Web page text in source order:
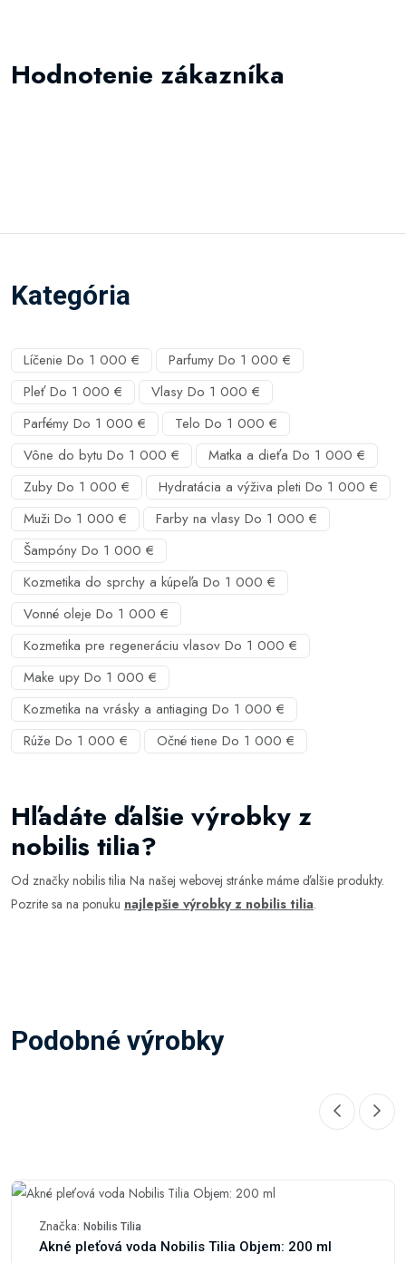
Hodnotenie zákazníka
Kategória
Líčenie Do 1 000 €
Parfumy Do 1 000 €
Pleť Do 1 000 €
Vlasy Do 1 000 €
Parfémy Do 1 000 €
Telo Do 1 000 €
Vône do bytu Do 1 000 €
Matka a dieťa Do 1 000 €
Zuby Do 1 000 €
Hydratácia a výživa pleti Do 1 000 €
Muži Do 1 000 €
Farby na vlasy Do 1 000 €
Šampóny Do 1 000 €
Kozmetika do sprchy a kúpeľa Do 1 000 €
Vonné oleje Do 1 000 €
Kozmetika pre regeneráciu vlasov Do 1 000 €
Make upy Do 1 000 €
Kozmetika na vrásky a antiaging Do 1 000 €
Rúže Do 1 000 €
Očné tiene Do 1 000 €
Hľadáte ďalšie výrobky z
nobilis tilia?
Od značky nobilis tilia Na našej webovej stránke máme ďalšie produkty.
Pozrite sa na ponuku najlepšie výrobky z nobilis tilia.
Podobné výrobky
Značka: Nobilis Tilia
Akné pleťová voda Nobilis Tilia Objem: 200 ml